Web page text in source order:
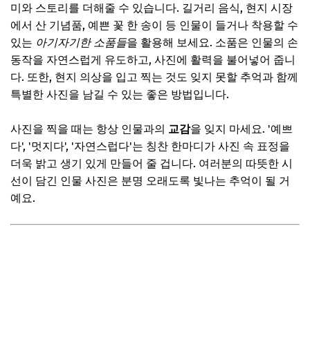
미와 스토리를 더해줄 수 있습니다. 길거리 음식, 현지 시장
에서 산 기념품, 예쁜 꽃 한 송이 등 인물이 들거나 착용할 수
있는 아기자기한 소품들을 활용해 보세요. 소품은 인물의 손
동작을 자연스럽게 유도하고, 사진에 활력을 불어넣어 줍니
다. 또한, 현지 의상을 입고 찍는 것도 잊지 못할 추억과 함께
특별한 사진을 남길 수 있는 좋은 방법입니다.
사진을 찍을 때는 항상 인물과의 교감을 잊지 마세요. '예쁘
다', '멋지다', '자연스럽다'는 칭찬 한마디가 사진 속 표정을
더욱 밝고 생기 있게 만들어 줄 겁니다. 여러분의 따뜻한 시
선이 담긴 인물 사진은 분명 오래도록 빛나는 추억이 될 거
예요.